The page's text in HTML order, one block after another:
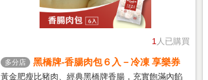
1 人已購買
多分店 黑橋牌-香腸肉包６入－冷凍 享樂券
黃金肥瘦比豬肉、經典黑橋牌香腸，充實飽滿內餡